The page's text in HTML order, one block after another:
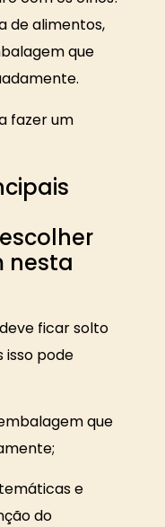
de alimentos,
que
nesta
ficar solto
isso pode
que
e
do